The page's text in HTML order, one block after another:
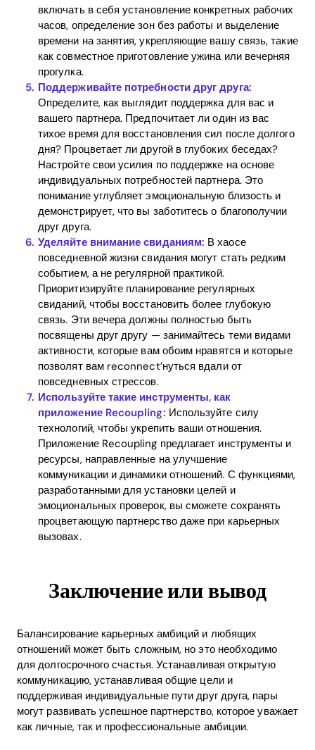
включать в себя установление конкретных рабочих
часов, определение зон без работы и выделение
времени на занятия, укрепляющие вашу связь, такие
как совместное приготовление ужина или вечерняя
прогулка.
Поддерживайте потребности друг друга:
Определите, как выглядит поддержка для вас и
вашего партнера. Предпочитает ли один из вас
тихое время для восстановления сил после долгого
дня? Процветает ли другой в глубоких беседах?
Настройте свои усилия по поддержке на основе
индивидуальных потребностей партнера. Это
понимание углубляет эмоциональную близость и
демонстрирует, что вы заботитесь о благополучии
друг друга.
Уделяйте внимание свиданиям: В хаосе
повседневной жизни свидания могут стать редким
событием, а не регулярной практикой.
Приоритизируйте планирование регулярных
свиданий, чтобы восстановить более глубокую
связь. Эти вечера должны полностью быть
посвящены друг другу — занимайтесь теми видами
активности, которые вам обоим нравятся и которые
позволят вам reconnect’нуться вдали от
повседневных стрессов.
Используйте такие инструменты, как
приложение Recoupling: Используйте силу
технологий, чтобы укрепить ваши отношения.
Приложение Recoupling предлагает инструменты и
ресурсы, направленные на улучшение
коммуникации и динамики отношений. С функциями,
разработанными для установки целей и
эмоциональных проверок, вы сможете сохранять
процветающую партнерство даже при карьерных
вызовах.
Заключение или вывод
Балансирование карьерных амбиций и любящих
отношений может быть сложным, но это необходимо
для долгосрочного счастья. Устанавливая открытую
коммуникацию, устанавливая общие цели и
поддерживая индивидуальные пути друг друга, пары
могут развивать успешное партнерство, которое уважает
как личные, так и профессиональные амбиции.